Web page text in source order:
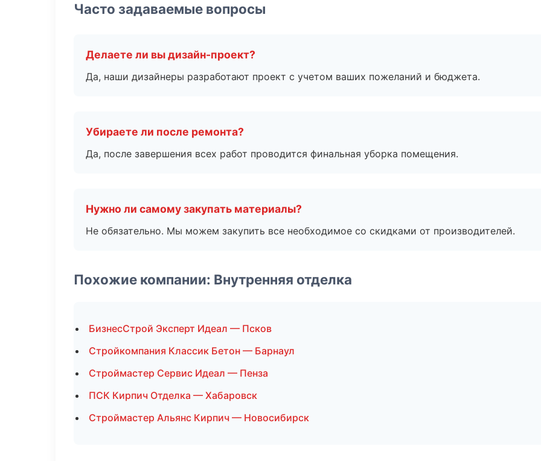
Часто задаваемые вопросы
Делаете ли вы дизайн-проект?
Да, наши дизайнеры разработают проект с учетом ваших пожеланий и бюджета.
Убираете ли после ремонта?
Да, после завершения всех работ проводится финальная уборка помещения.
Нужно ли самому закупать материалы?
Не обязательно. Мы можем закупить все необходимое со скидками от производителей.
Похожие компании: Внутренняя отделка
БизнесСтрой Эксперт Идеал — Псков
Стройкомпания Классик Бетон — Барнаул
Строймастер Сервис Идеал — Пенза
ПСК Кирпич Отделка — Хабаровск
Строймастер Альянс Кирпич — Новосибирск